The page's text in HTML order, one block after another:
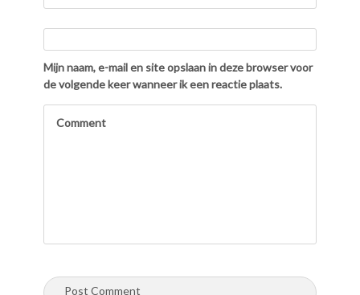
Mijn naam, e-mail en site opslaan in deze browser voor
de volgende keer wanneer ik een reactie plaats.